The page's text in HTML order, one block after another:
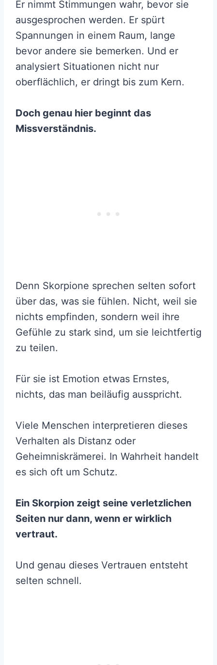
Er nimmt Stimmungen wahr, bevor sie
ausgesprochen werden. Er spürt
Spannungen in einem Raum, lange
bevor andere sie bemerken. Und er
analysiert Situationen nicht nur
oberflächlich, er dringt bis zum Kern.
Doch genau hier beginnt das
Missverständnis.
Denn Skorpione sprechen selten sofort
über das, was sie fühlen. Nicht, weil sie
nichts empfinden, sondern weil ihre
Gefühle zu stark sind, um sie leichtfertig
zu teilen.
Für sie ist Emotion etwas Ernstes,
nichts, das man beiläufig ausspricht.
Viele Menschen interpretieren dieses
Verhalten als Distanz oder
Geheimniskrämerei. In Wahrheit handelt
es sich oft um Schutz.
Ein Skorpion zeigt seine verletzlichen
Seiten nur dann, wenn er wirklich
vertraut.
Und genau dieses Vertrauen entsteht
selten schnell.